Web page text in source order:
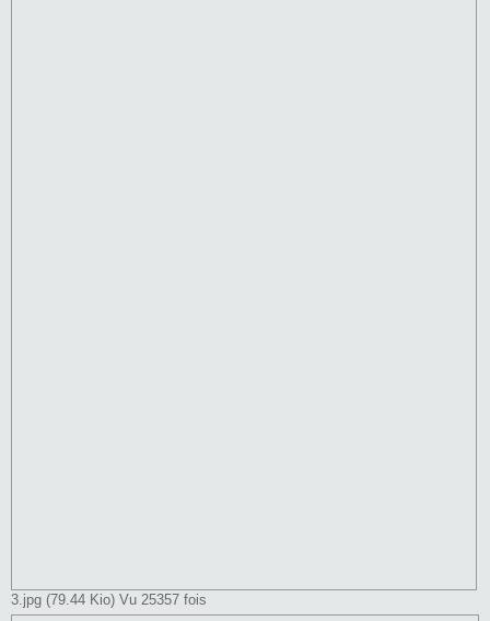
3.jpg (79.44 Kio) Vu 25357 fois